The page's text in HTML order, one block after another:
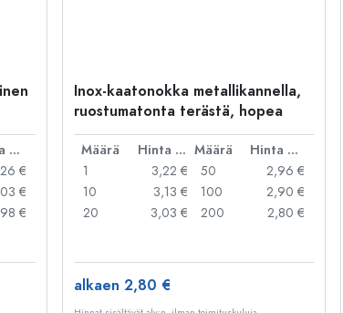
Hinta per kpl
€
€
€
Inox-kaatonokka metallikannella,
ruostumatonta terästä, hopea
Määrä Hinta per kpl Määrä
Hinta per kpl
1
3,22 €
10
3,13 €
20
3,03 €
50
2,96 €
100
2,90 €
200
2,80 €
alkaen 2,80 €